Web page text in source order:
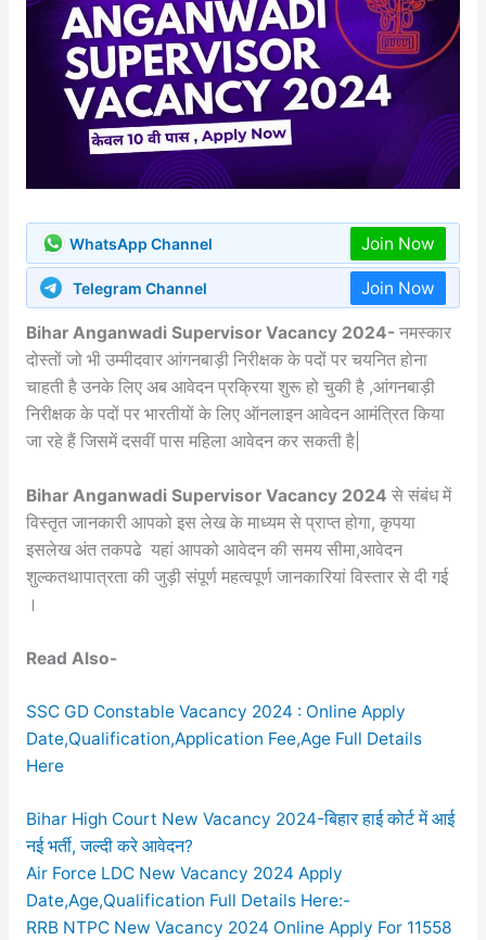
WhatsApp Channel Join Now
Telegram Channel Join Now
Bihar Anganwadi Supervisor Vacancy 2024- नमस्कार
दोस्तों जो भी उम्मीदवार आंगनबाड़ी निरीक्षक के पदों पर चयनित होना
चाहती है उनके लिए अब आवेदन प्रक्रिया शुरू हो चुकी है ,आंगनबाड़ी
निरीक्षक के पदों पर भारतीयों के लिए ऑनलाइन आवेदन आमंत्रित किया
जा रहे हैं जिसमें दसवीं पास महिला आवेदन कर सकती है|
Bihar Anganwadi Supervisor Vacancy 2024 से संबंध में
विस्तृत जानकारी आपको इस लेख के माध्यम से प्राप्त होगा, कृपया
इसलेख अंत तकपढे यहां आपको आवेदन की समय सीमा,आवेदन
शुल्कतथापात्रता की जुड़ी संपूर्ण महत्वपूर्ण जानकारियां विस्तार से दी गई
।
Read Also-
SSC GD Constable Vacancy 2024 : Online Apply
Date,Qualification,Application Fee,Age Full Details
Here
Bihar High Court New Vacancy 2024-बिहार हाई कोर्ट में आई
नई भर्ती, जल्दी करे आवेदन?
Air Force LDC New Vacancy 2024 Apply
Date,Age,Qualification Full Details Here:-
RRB NTPC New Vacancy 2024 Online Apply For 11558